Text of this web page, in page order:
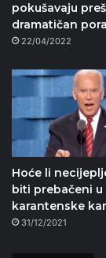
pokušavaju
dramatičan
22/04/2022
Hoće li
biti prebačeni u
karantenske
31/12/2021